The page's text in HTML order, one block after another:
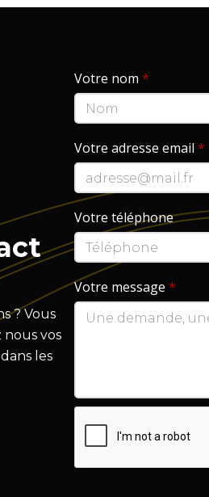
? Vous
nous vos
les
Votre nom *
Votre adresse email *
Votre téléphone
Votre message *